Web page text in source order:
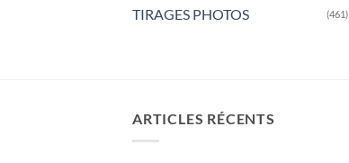
TIRAGES PHOTOS (461)
ARTICLES RÉCENTS